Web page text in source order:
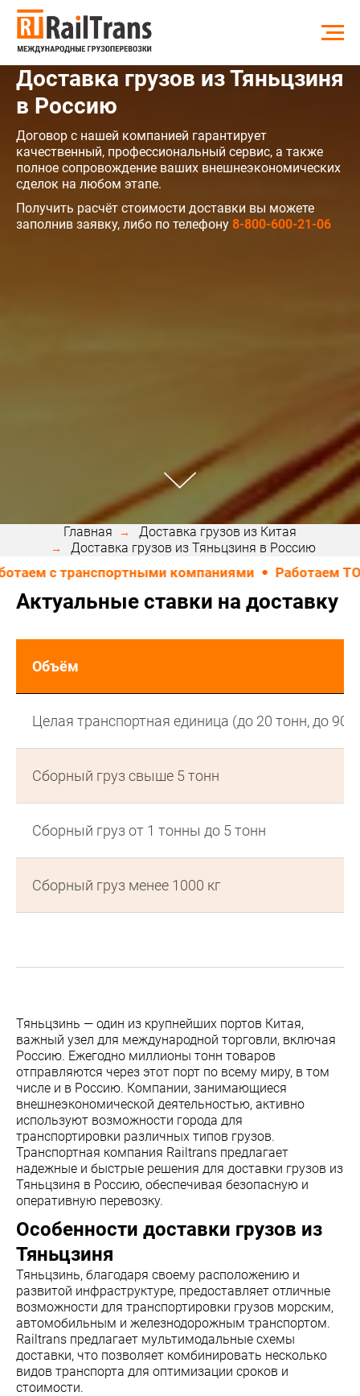
Доставка грузов из Тяньцзиня
в Россию
Договор с нашей компанией гарантирует
качественный, профессиональный сервис, а также
полное сопровождение ваших внешнеэкономических
сделок на любом этапе.
Получить расчёт стоимости доставки вы можете
заполнив заявку, либо по телефону 8-800-600-21-06
Главная
Доставка грузов из Китая
Доставка грузов из Тяньцзиня в Россию
с транспортными компаниями Работаем
Актуальные ставки на доставку
Объём
Целая транспортная единица (до 20 тонн, до
Сборный груз свыше 5 тонн
Сборный груз от 1 тонны до 5 тонн
Сборный груз менее 1000 кг
Тяньцзинь — один из крупнейших портов Китая,
важный узел для международной торговли, включая
Россию. Ежегодно миллионы тонн товаров
отправляются через этот порт по всему миру, в том
числе и в Россию. Компании, занимающиеся
внешнеэкономической деятельностью, активно
используют возможности города для
транспортировки различных типов грузов.
Транспортная компания Railtrans предлагает
надежные и быстрые решения для доставки грузов из
Тяньцзиня в Россию, обеспечивая безопасную и
оперативную перевозку.
Особенности доставки грузов из
Тяньцзиня
Тяньцзинь, благодаря своему расположению и
развитой инфраструктуре, предоставляет отличные
возможности для транспортировки грузов морским,
автомобильным и железнодорожным транспортом.
Railtrans предлагает мультимодальные схемы
доставки, что позволяет комбинировать несколько
видов транспорта для оптимизации сроков и
стоимости.